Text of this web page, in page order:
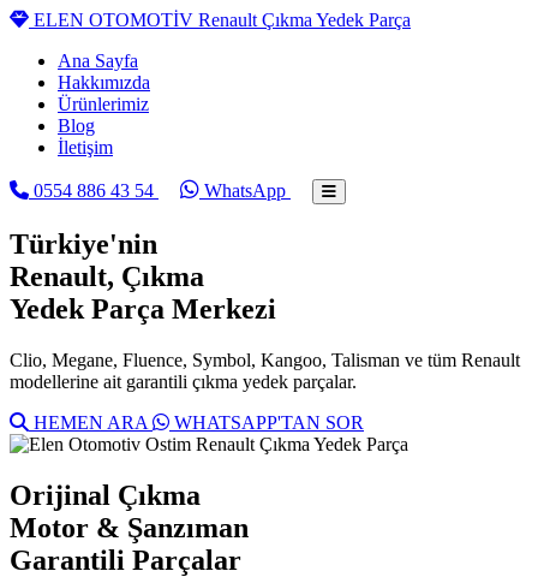
ELEN OTOMOTİV Renault Çıkma Yedek Parça
Ana Sayfa
Hakkımızda
Ürünlerimiz
Blog
İletişim
0554 886 43 54 WhatsApp
Türkiye'nin
Renault, Çıkma
Yedek Parça Merkezi
Clio, Megane, Fluence, Symbol, Kangoo, Talisman ve tüm Renault
modellerine ait garantili çıkma yedek parçalar.
HEMEN ARA
WHATSAPP'TAN SOR
Orijinal Çıkma
Motor & Şanzıman
Garantili Parçalar